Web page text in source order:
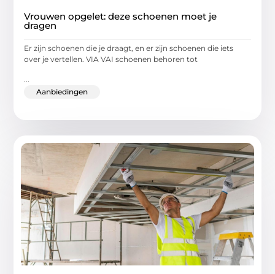
Vrouwen opgelet: deze schoenen moet je
dragen
Er zijn schoenen die je draagt, en er zijn schoenen die iets
over je vertellen. VIA VAI schoenen behoren tot
Aanbiedingen